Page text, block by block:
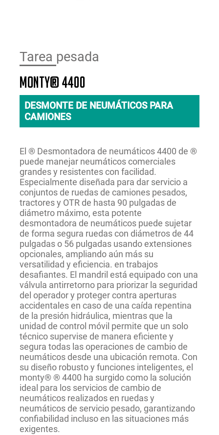
Tarea pesada
monty® 4400
DESMONTE DE NEUMÁTICOS PARA
CAMIONES
El ® Desmontadora de neumáticos 4400 de ®
puede manejar neumáticos comerciales
grandes y resistentes con facilidad.
Especialmente diseñada para dar servicio a
conjuntos de ruedas de camiones pesados,
tractores y OTR de hasta 90 pulgadas de
diámetro máximo, esta potente
desmontadora de neumáticos puede sujetar
de forma segura ruedas con diámetros de 44
pulgadas o 56 pulgadas usando extensiones
opcionales, ampliando aún más su
versatilidad y eficiencia. en trabajos
desafiantes. El mandril está equipado con una
válvula antirretorno para priorizar la seguridad
del operador y proteger contra aperturas
accidentales en caso de una caída repentina
de la presión hidráulica, mientras que la
unidad de control móvil permite que un solo
técnico supervise de manera eficiente y
segura todas las operaciones de cambio de
neumáticos desde una ubicación remota. Con
su diseño robusto y funciones inteligentes, el
monty® ® 4400 ha surgido como la solución
ideal para los servicios de cambio de
neumáticos realizados en ruedas y
neumáticos de servicio pesado, garantizando
confiabilidad incluso en las situaciones más
exigentes.